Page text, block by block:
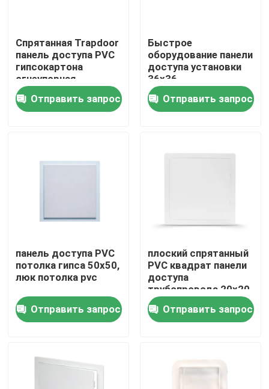
Дом
Продукты
Свяжитесь мы
Стальная панель доступа
Спрятанная Trapdoor
панель доступа PVC
гипсокартона
огнеупорная
Отправить запрос
Быстрое
оборудование панели
доступа установки
36x36
Отправить запрос
панель доступа PVC
потолка гипса 50x50,
люк потолка pvc
Отправить запрос
плоский спрятанный
PVC квадрат панели
доступа
трубопровода 20x20
сформировал
Отправить запрос